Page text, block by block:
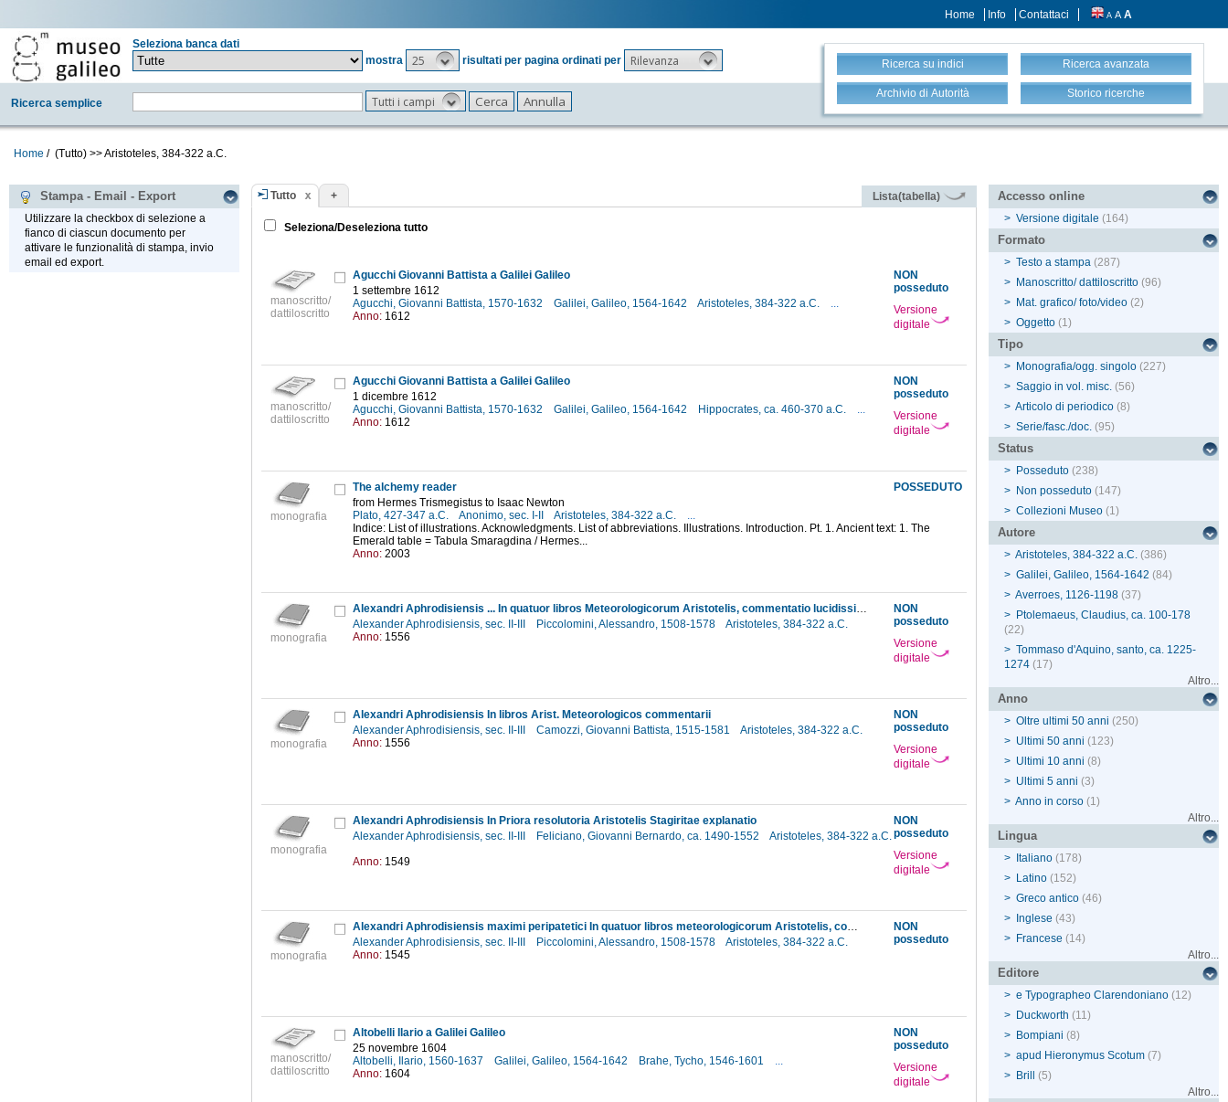
Home Info Contattaci A A A
Seleziona banca dati
mostra
25 risultati per pagina ordinati per Rilevanza
Ricerca semplice Tutti i campi
Ricerca su indici Ricerca avanzata
Archivio di Autorità Storico ricerche
Home / (Tutto) >>Aristoteles, 384-322 a.C.
Stampa - Email - Export
Utilizzare la checkbox di selezione a
fianco di ciascun documento per
attivare le funzionalità di stampa, invio
email ed export.
Tutto + Lista(tabella)
Seleziona/Deseleziona tutto
manoscritto/
dattiloscritto
NON
posseduto
Versione
digitale
Agucchi Giovanni Battista a Galilei Galileo
1 settembre 1612
Agucchi, Giovanni Battista, 1570-1632
Galilei, Galileo, 1564-1642 Aristoteles, 384-322 a.C.
...
Anno: 1612
manoscritto/
dattiloscritto
NON
posseduto
Versione
digitale
Agucchi Giovanni Battista a Galilei Galileo
1 dicembre 1612
Agucchi, Giovanni Battista, 1570-1632
Galilei, Galileo, 1564-1642 Hippocrates, ca. 460-370 a.C.
...
Anno: 1612
monografia
POSSEDUTO
The alchemy reader
from Hermes Trismegistus to Isaac Newton
Plato, 427-347 a.C.
Anonimo, sec. I-II Aristoteles, 384-322 a.C.
...
Indice: List of illustrations. Acknowledgments. List of abbreviations. Illustrations. Introduction. Pt. 1. Ancient text: 1. The
Emerald table = Tabula Smaragdina / Hermes...
Anno: 2003
monografia
NON
posseduto
Versione
digitale
Alexandri Aphrodisiensis ... In quatuor libros Meteorologicorum Aristotelis, commentatio lucidissima
Alexander Aphrodisiensis, sec. II-III
Piccolomini, Alessandro, 1508-1578
Aristoteles, 384-322 a.C.
Anno: 1556
monografia
NON
posseduto
Versione
digitale
Alexandri Aphrodisiensis In libros Arist. Meteorologicos commentarii
Alexander Aphrodisiensis, sec. II-III
Camozzi, Giovanni Battista, 1515-1581
Aristoteles, 384-322 a.C.
Anno: 1556
monografia
NON
posseduto
Versione
digitale
Alexandri Aphrodisiensis In Priora resolutoria Aristotelis Stagiritae explanatio
Alexander Aphrodisiensis, sec. II-III
Feliciano, Giovanni Bernardo, ca. 1490-1552
Aristoteles, 384-322 a.C.
Anno: 1549
monografia
NON
posseduto
Alexandri Aphrodisiensis maximi peripatetici In quatuor libros meteorologicorum Aristotelis, commentatio lucidissima, Alexandro Piccolomineo interprete. Huc insuper accessit De iride brevis tractatus, eodem Alexandro Piccolomineo authore ..
Alexander Aphrodisiensis, sec. II-III
Piccolomini, Alessandro, 1508-1578
Aristoteles, 384-322 a.C.
Anno: 1545
manoscritto/
dattiloscritto
NON
posseduto
Versione
digitale
Altobelli Ilario a Galilei Galileo
25 novembre 1604
Altobelli, Ilario, 1560-1637
Galilei, Galileo, 1564-1642 Brahe, Tycho, 1546-1601
...
Anno: 1604
Accesso online
> Versione digitale (164)
Formato
> Testo a stampa (287)
> Manoscritto/ dattiloscritto (96)
> Mat. grafico/ foto/video (2)
> Oggetto (1)
Tipo
> Monografia/ogg. singolo (227)
> Saggio in vol. misc. (56)
> Articolo di periodico (8)
> Serie/fasc./doc. (95)
Status
> Posseduto (238)
> Non posseduto (147)
> Collezioni Museo (1)
Autore
> Aristoteles, 384-322 a.C. (386)
> Galilei, Galileo, 1564-1642 (84)
> Averroes, 1126-1198 (37)
> Ptolemaeus, Claudius, ca. 100-178
(22)
> Tommaso d'Aquino, santo, ca. 1225-
1274 (17)
Altro...
Anno
> Oltre ultimi 50 anni (250)
> Ultimi 50 anni (123)
> Ultimi 10 anni (8)
> Ultimi 5 anni (3)
> Anno in corso (1)
Altro...
Lingua
> Italiano (178)
> Latino (152)
> Greco antico (46)
>
Inglese (43)
> Francese (14)
Altro...
Editore
> e Typographeo Clarendoniano (12)
> Duckworth (11)
> Bompiani (8)
> apud Hieronymus Scotum (7)
> Brill
(5)
Altro...